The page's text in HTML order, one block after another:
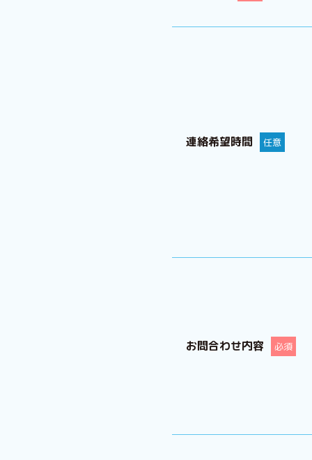
連絡希望時間 任意
お問合わせ内容 必須